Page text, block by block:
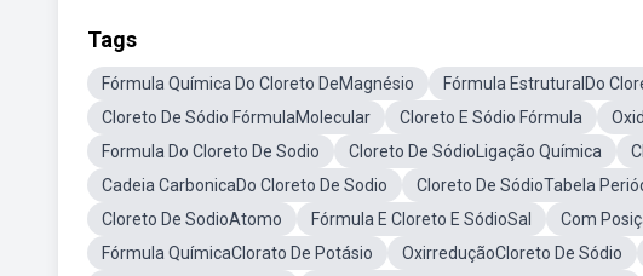
Tags
Fórmula Química Do Cloreto DeMagnésio Fórmula EstruturalDo
Cloreto De Sódio FórmulaMolecular
Cloreto E Sódio Fórmula
Formula Do Cloreto De Sodio
Cloreto De SódioLigação Química
Cadeia CarbonicaDo Cloreto De Sodio
Cloreto De SódioTabela
Cloreto De SodioAtomo
Fórmula E Cloreto E SódioSal
Com
Fórmula QuímicaClorato De Potásio
OxirreduçãoCloreto De Sódio